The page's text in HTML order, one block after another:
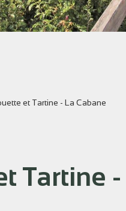
et Tartine - La Cabane
Tartine